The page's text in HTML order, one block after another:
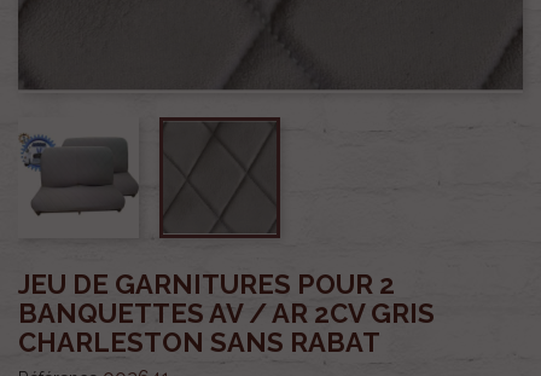
JEU DE GARNITURES POUR 2
BANQUETTES AV / AR 2CV GRIS
CHARLESTON SANS RABAT